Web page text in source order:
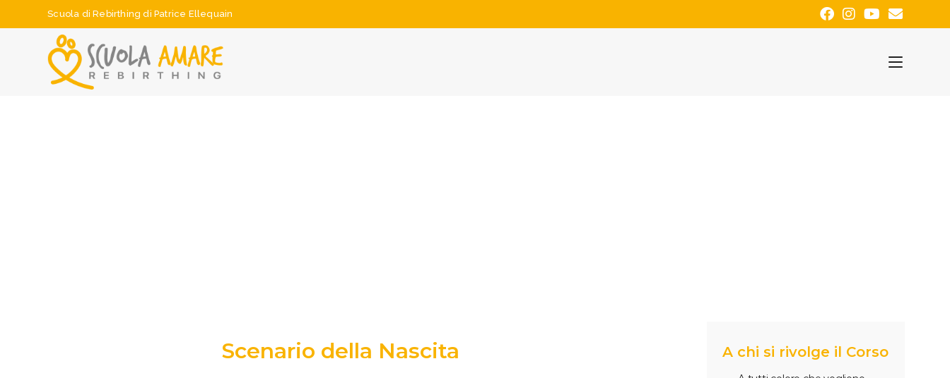
Scuola di Rebirthing di Patrice Ellequain
Scenario della Nascita A chi si rivolge il Corso